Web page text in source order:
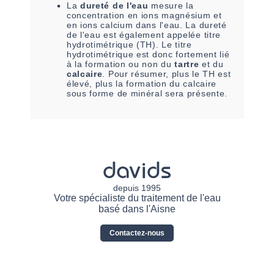
La dureté de l'eau mesure la
concentration en ions magnésium et
en ions calcium dans l'eau. La dureté
de l'eau est également appelée titre
hydrotimétrique (TH). Le titre
hydrotimétrique est donc fortement lié
à la formation ou non dutartre et du
calcaire . Pour résumer, plus le TH est
élevé, plus la formation du calcaire
sous forme de minéral sera présente.
davids
depuis 1995
Votre spécialiste du traitement de l'eau
basé dans l'Aisne
Contactez-nous